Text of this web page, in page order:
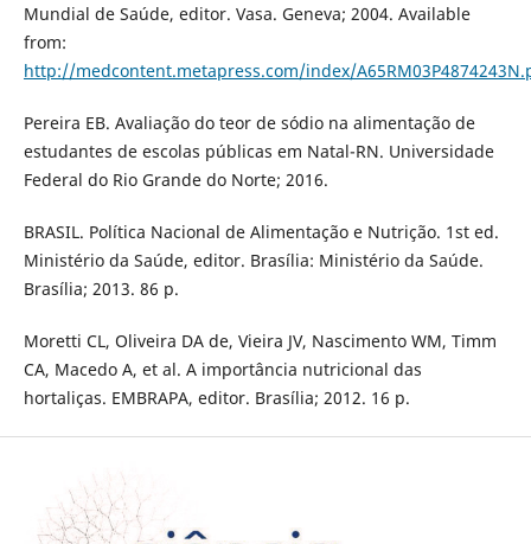
Mundial de Saúde, editor. Vasa. Geneva; 2004. Available
from:
http://medcontent.metapress.com/index/
Pereira EB. Avaliação do teor de sódio na alimentação de
estudantes de escolas públicas em Natal-RN. Universidade
Federal do Rio Grande do Norte; 2016.
BRASIL. Política Nacional de Alimentação e Nutrição. 1st ed.
Ministério da Saúde, editor. Brasília: Ministério da Saúde.
Brasília; 2013. 86 p.
Moretti CL, Oliveira DA de, Vieira JV, Nascimento WM, Timm
CA, Macedo A, et al. A importância nutricional das
hortaliças. EMBRAPA, editor. Brasília; 2012. 16 p.